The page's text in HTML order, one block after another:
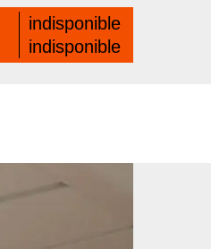
indisponible
indisponible